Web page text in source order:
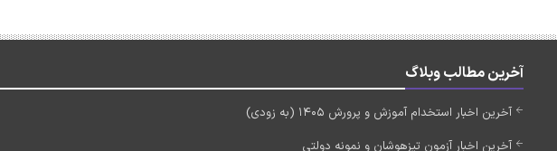
آخرین مطالب وبلاگ
آخرین اخبار استخدام آموزش و پرورش 1405 (به زودی)
آخرین اخبار آزمون تیزهوشان و نمونه دولتی